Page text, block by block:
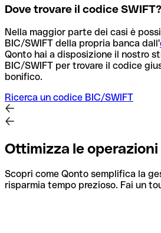
Dove trovare il codice SWIFT?
Nella maggior parte dei casi è
BIC/SWIFT della propria banca dall'
Qonto hai a disposizione il nostro
BIC/SWIFT per trovare il codice
bonifico.
Ricerca un codice BIC/SWIFT
Ottimizza le
Scopri come Qonto semplifica la
risparmia tempo prezioso. Fai un